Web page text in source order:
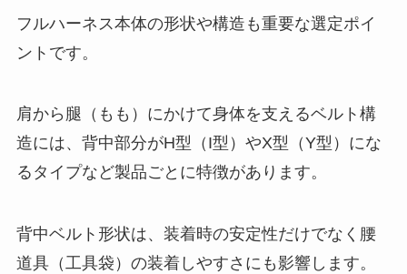
フルハーネス本体の形状や構造も重要な選定ポイ
ントです。
肩から腿（もも）にかけて身体を支えるベルト構
造には、背中部分がH型（I型）やX型（Y型）にな
るタイプなど製品ごとに特徴があります。
背中ベルト形状は、装着時の安定性だけでなく腰
道具（工具袋）の装着しやすさにも影響します。